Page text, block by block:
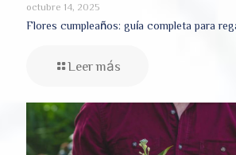
octubre 14, 2025
Flores cumpleaños: guía completa para
Leer más